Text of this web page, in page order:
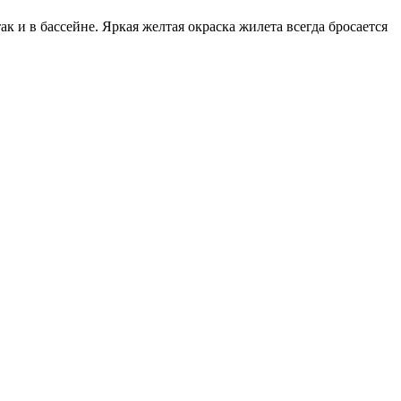
в бассейне. Яркая желтая окраска жилета всегда бросается